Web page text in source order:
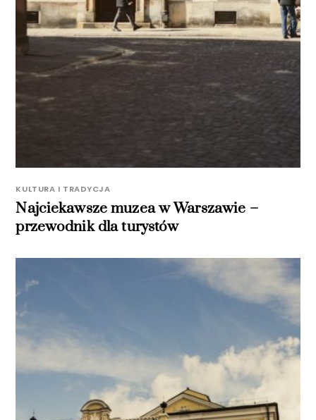
KULTURA I TRADYCJA
Najciekawsze muzea w Warszawie –
przewodnik dla turystów